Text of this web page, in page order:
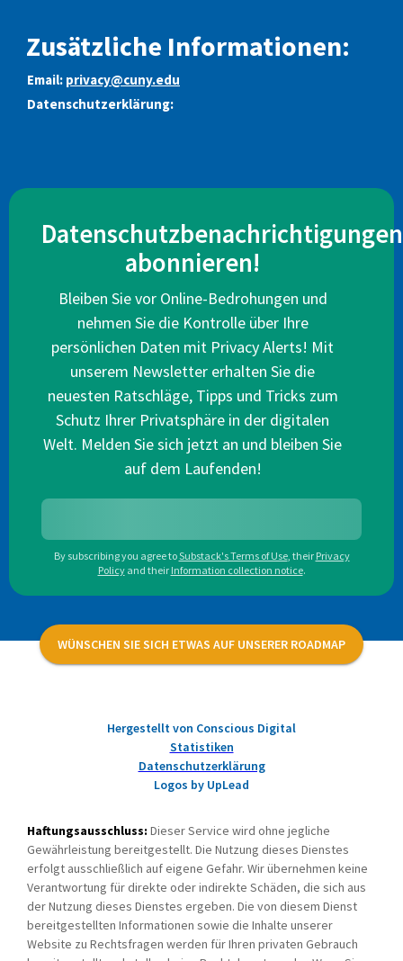
Zusätzliche Informationen:
Email: privacy@cuny.edu
Datenschutzerklärung:
Datenschutzbenachrichtigungen
abonnieren!
Bleiben Sie vor Online-Bedrohungen und
nehmen Sie die Kontrolle über Ihre
persönlichen Daten mit Privacy Alerts! Mit
unserem Newsletter erhalten Sie die
neuesten Ratschläge, Tipps und Tricks zum
Schutz Ihrer Privatsphäre in der digitalen
Welt. Melden Sie sich jetzt an und bleiben Sie
auf dem Laufenden!
By subscribing you agree toSubstack's Terms of Use, their Privacy
Policy and their Information collection notice.
WÜNSCHEN SIE SICH ETWAS AUF UNSERER ROADMAP
Hergestellt von Conscious Digital
Statistiken
Datenschutzerklärung
Logos by UpLead
Haftungsausschluss: Dieser Service wird ohne jegliche
Gewährleistung bereitgestellt. Die Nutzung dieses Dienstes
erfolgt ausschließlich auf eigene Gefahr. Wir übernehmen keine
Verantwortung für direkte oder indirekte Schäden, die sich aus
der Nutzung dieses Dienstes ergeben. Die von diesem Dienst
bereitgestellten Informationen sowie die Inhalte unserer
Website zu Rechtsfragen werden für Ihren privaten Gebrauch